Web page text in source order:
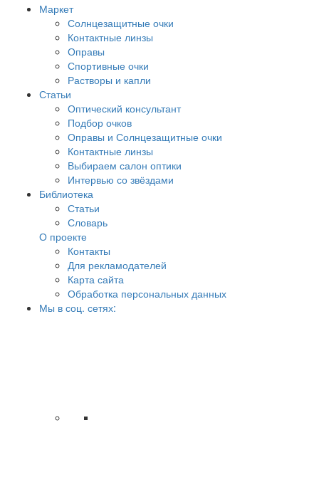
Маркет
Солнцезащитные очки
Контактные линзы
Оправы
Спортивные очки
Растворы и капли
Статьи
Оптический консультант
Подбор очков
Оправы и Солнцезащитные очки
Контактные линзы
Выбираем салон оптики
Интервью со звёздами
Библиотека
Статьи
Словарь
О проекте
Контакты
Для рекламодателей
Карта сайта
Обработка персональных данных
Мы в соц. сетях: